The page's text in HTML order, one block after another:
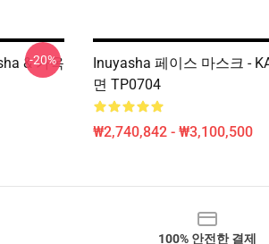
& 가옥
-20%
Inuyasha 페이스 마스크 -
면 TP0704
₩2,740,842 - ₩3,100,500
100% 안전한 결제